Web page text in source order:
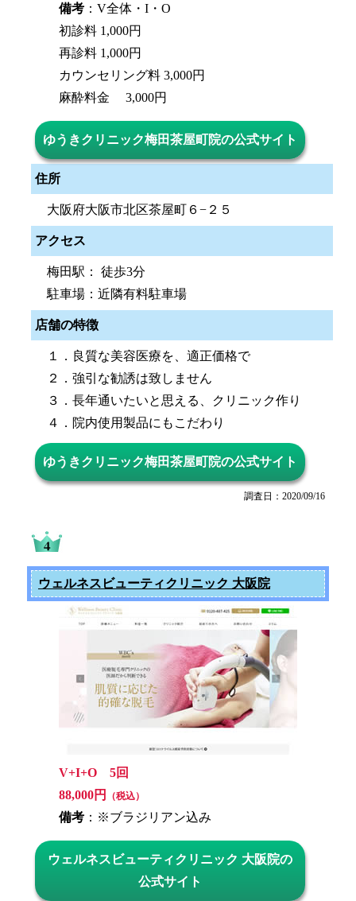
備考 ：V全体・I・O
初診料 1,000円
再診料 1,000円
カウンセリング料 3,000円
麻酔料金 3,000円
ゆうきクリニック梅田茶屋町院の公式サイト
住所
大阪府大阪市北区茶屋町６−２５
アクセス
梅田駅： 徒歩3分
駐車場：近隣有料駐車場
店舗の特徴
１．良質な美容医療を、適正価格で
２．強引な勧誘は致しません
３．長年通いたいと思える、クリニック作り
４．院内使用製品にもこだわり
ゆうきクリニック梅田茶屋町院の公式サイト
調査日：2020/09/16
ウェルネスビューティクリニック 大阪院
V+I+O 5回
88,000円
（税込）
備考 ：※ブラジリアン込み
ウェルネスビューティクリニック 大阪院の
公式サイト